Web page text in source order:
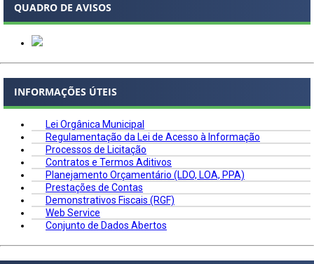
QUADRO DE AVISOS
INFORMAÇÕES ÚTEIS
Lei Orgânica Municipal
Regulamentação da Lei de Acesso à Informação
Processos de Licitação
Contratos e Termos Aditivos
Planejamento Orçamentário (LDO, LOA, PPA)
Prestações de Contas
Demonstrativos Fiscais (RGF)
Web Service
Conjunto de Dados Abertos